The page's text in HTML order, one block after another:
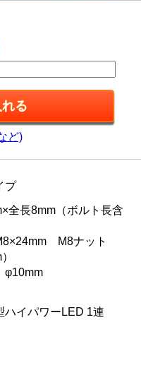
ど)
プ
全長8mm（ボルト長含
M8ナット
φ10mm
ハイパワーLED 1連